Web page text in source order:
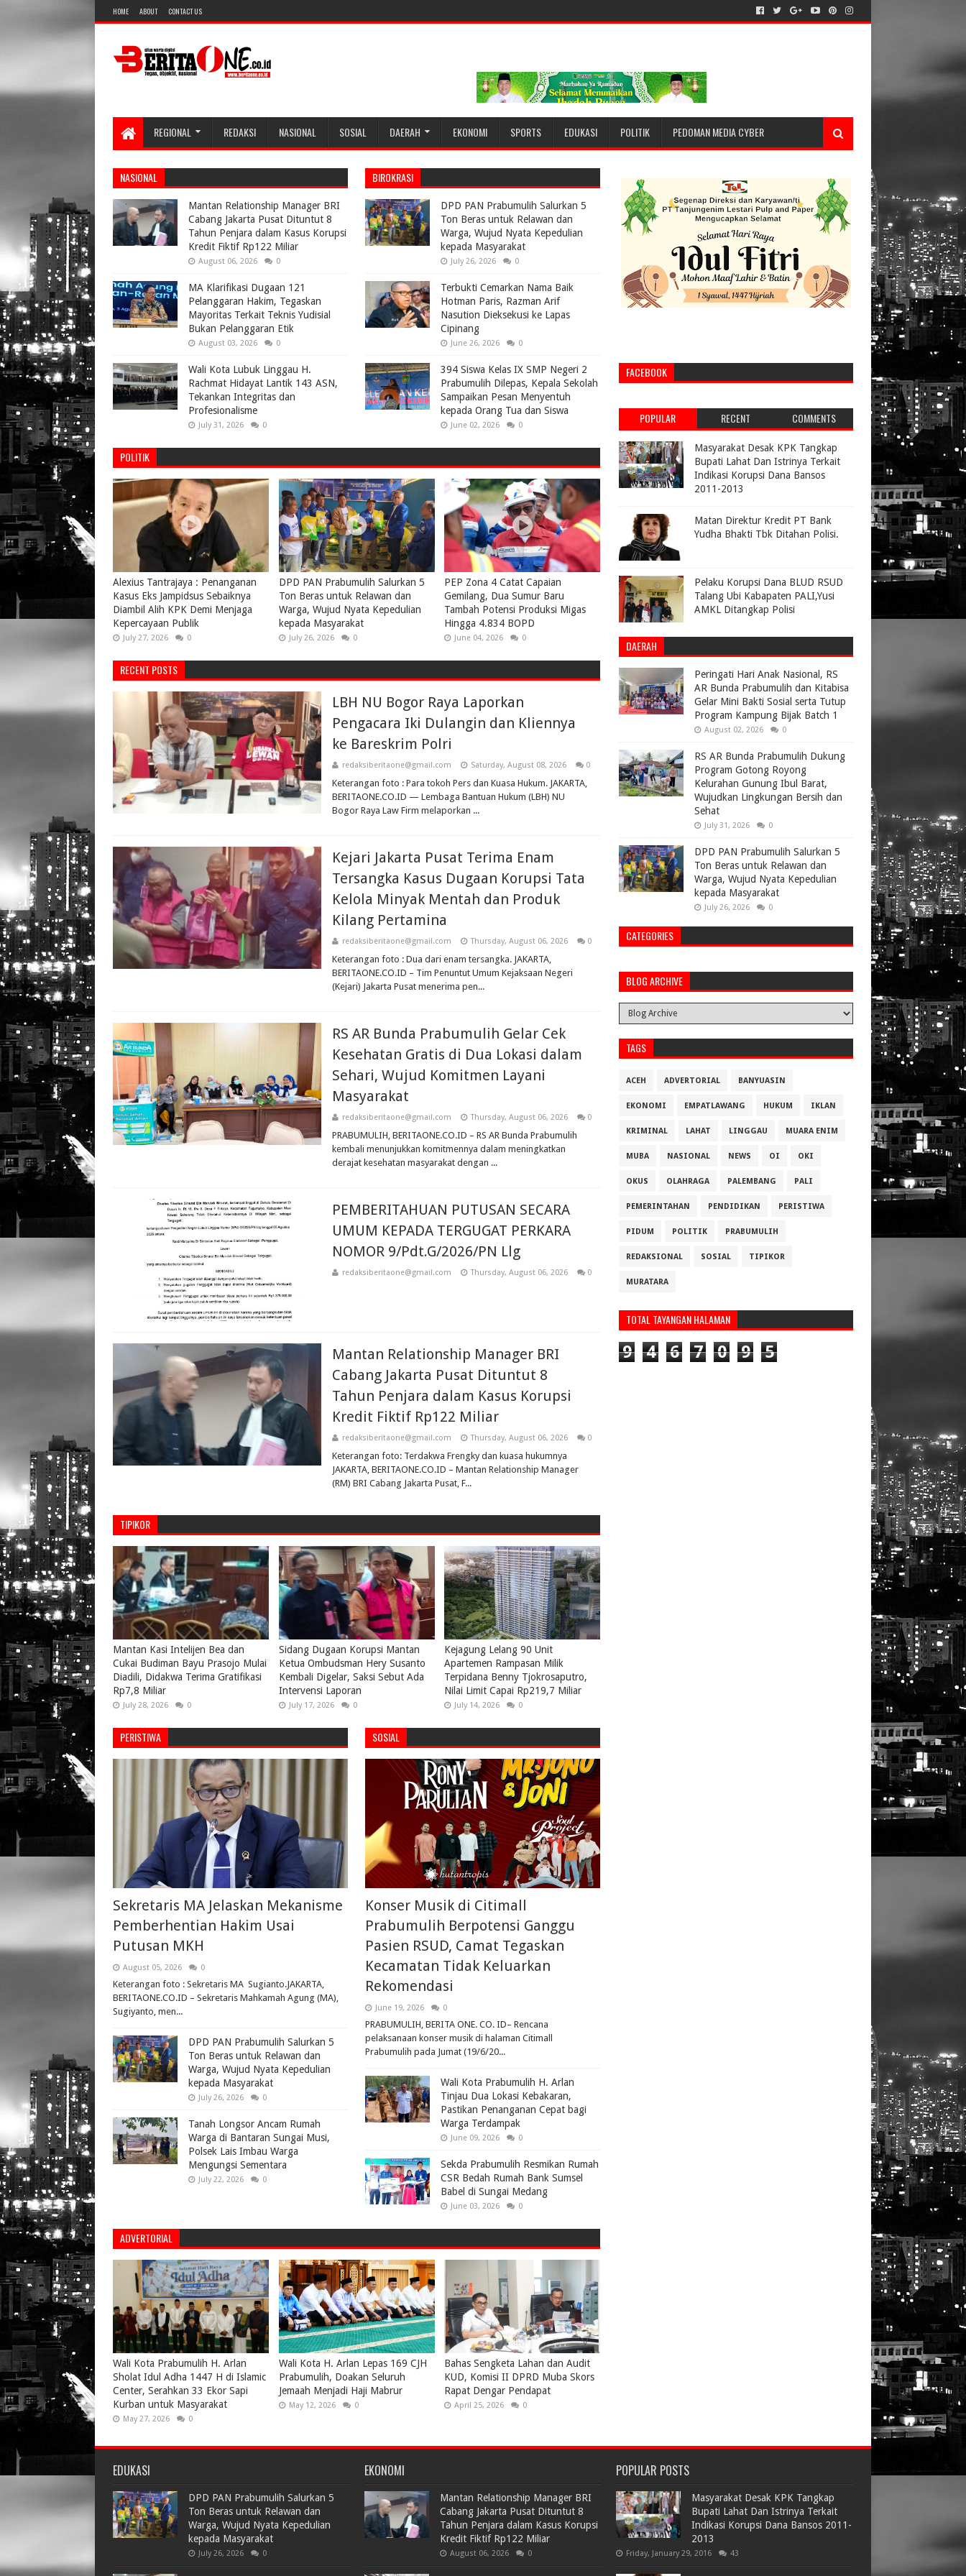
HOME ABOUT CONTACT US
REGIONAL REDAKSI NASIONAL SOSIAL DAERAH EKONOMI SPORTS EDUKASI POLITIK PEDOMAN MEDIA CYBER
NASIONAL
Mantan Relationship Manager BRI
Cabang Jakarta Pusat Dituntut 8
Tahun Penjara dalam Kasus Korupsi
Kredit Fiktif Rp122 Miliar
August 06, 2026 0
MA Klarifikasi Dugaan 121
Pelanggaran Hakim, Tegaskan
Mayoritas Terkait Teknis Yudisial
Bukan Pelanggaran Etik
August 03, 2026 0
Wali Kota Lubuk Linggau H.
Rachmat Hidayat Lantik 143 ASN,
Tekankan Integritas dan
Profesionalisme
July 31, 2026 0
BIROKRASI
DPD PAN Prabumulih Salurkan 5
Ton Beras untuk Relawan dan
Warga, Wujud Nyata Kepedulian
kepada Masyarakat
July 26, 2026 0
Terbukti Cemarkan Nama Baik
Hotman Paris, Razman Arif
Nasution Dieksekusi ke Lapas
Cipinang
June 26, 2026 0
394 Siswa Kelas IX SMP Negeri 2
Prabumulih Dilepas, Kepala Sekolah
Sampaikan Pesan Menyentuh
kepada Orang Tua dan Siswa
June 02, 2026 0
POLITIK
Alexius Tantrajaya : Penanganan
Kasus Eks Jampidsus Sebaiknya
Diambil Alih KPK Demi Menjaga
Kepercayaan Publik
July 27, 2026 0
DPD PAN Prabumulih Salurkan 5
Ton Beras untuk Relawan dan
Warga, Wujud Nyata Kepedulian
kepada Masyarakat
July 26, 2026 0
PEP Zona 4 Catat Capaian
Gemilang, Dua Sumur Baru
Tambah Potensi Produksi Migas
Hingga 4.834 BOPD
June 04, 2026 0
RECENT POSTS
LBH NU Bogor Raya Laporkan
Pengacara Iki Dulangin dan Kliennya
ke Bareskrim Polri
redaksiberitaone@gmail.com Saturday, August 08, 2026 0
Keterangan foto : Para tokoh Pers dan Kuasa Hukum. JAKARTA,
BERITAONE.CO.ID — Lembaga Bantuan Hukum (LBH) NU
Bogor Raya Law Firm melaporkan ...
Kejari Jakarta Pusat Terima Enam
Tersangka Kasus Dugaan Korupsi Tata
Kelola Minyak Mentah dan Produk
Kilang Pertamina
redaksiberitaone@gmail.com Thursday, August 06, 2026 0
Keterangan foto : Dua dari enam tersangka. JAKARTA,
BERITAONE.CO.ID – Tim Penuntut Umum Kejaksaan Negeri
(Kejari) Jakarta Pusat menerima pen...
RS AR Bunda Prabumulih Gelar Cek
Kesehatan Gratis di Dua Lokasi dalam
Sehari, Wujud Komitmen Layani
Masyarakat
redaksiberitaone@gmail.com Thursday, August 06, 2026 0
PRABUMULIH, BERITAONE.CO.ID – RS AR Bunda Prabumulih
kembali menunjukkan komitmennya dalam meningkatkan
derajat kesehatan masyarakat dengan ...
PEMBERITAHUAN PUTUSAN SECARA
UMUM KEPADA TERGUGAT PERKARA
NOMOR 9/Pdt.G/2026/PN Llg
redaksiberitaone@gmail.com Thursday, August 06, 2026 0
Mantan Relationship Manager BRI
Cabang Jakarta Pusat Dituntut 8
Tahun Penjara dalam Kasus Korupsi
Kredit Fiktif Rp122 Miliar
redaksiberitaone@gmail.com Thursday, August 06, 2026 0
Keterangan foto: Terdakwa Frengky dan kuasa hukumnya
JAKARTA, BERITAONE.CO.ID – Mantan Relationship Manager
(RM) BRI Cabang Jakarta Pusat, F...
TIPIKOR
Mantan Kasi Intelijen Bea dan
Cukai Budiman Bayu Prasojo Mulai
Diadili, Didakwa Terima Gratifikasi
Rp7,8 Miliar
July 28, 2026 0
Sidang Dugaan Korupsi Mantan
Ketua Ombudsman Hery Susanto
Kembali Digelar, Saksi Sebut Ada
Intervensi Laporan
July 17, 2026 0
Kejagung Lelang 90 Unit
Apartemen Rampasan Milik
Terpidana Benny Tjokrosaputro,
Nilai Limit Capai Rp219,7 Miliar
July 14, 2026 0
PERISTIWA
Sekretaris MA Jelaskan Mekanisme
Pemberhentian Hakim Usai
Putusan MKH
August 05, 2026 0
Keterangan foto : Sekretaris MA Sugianto.JAKARTA,
BERITAONE.CO.ID – Sekretaris Mahkamah Agung (MA),
Sugiyanto, men...
DPD PAN Prabumulih Salurkan 5
Ton Beras untuk Relawan dan
Warga, Wujud Nyata Kepedulian
kepada Masyarakat
July 26, 2026 0
Tanah Longsor Ancam Rumah
Warga di Bantaran Sungai Musi,
Polsek Lais Imbau Warga
Mengungsi Sementara
July 22, 2026 0
SOSIAL
Konser Musik di Citimall
Prabumulih Berpotensi Ganggu
Pasien RSUD, Camat Tegaskan
Kecamatan Tidak Keluarkan
Rekomendasi
June 19, 2026 0
PRABUMULIH, BERITA ONE. CO. ID– Rencana
pelaksanaan konser musik di halaman Citimall
Prabumulih pada Jumat (19/6/20...
Wali Kota Prabumulih H. Arlan
Tinjau Dua Lokasi Kebakaran,
Pastikan Penanganan Cepat bagi
Warga Terdampak
June 09, 2026 0
Sekda Prabumulih Resmikan Rumah
CSR Bedah Rumah Bank Sumsel
Babel di Sungai Medang
June 03, 2026 0
ADVERTORIAL
Wali Kota Prabumulih H. Arlan
Sholat Idul Adha 1447 H di Islamic
Center, Serahkan 33 Ekor Sapi
Kurban untuk Masyarakat
May 27, 2026 0
Wali Kota H. Arlan Lepas 169 CJH
Prabumulih, Doakan Seluruh
Jemaah Menjadi Haji Mabrur
May 12, 2026 0
Bahas Sengketa Lahan dan Audit
KUD, Komisi II DPRD Muba Skors
Rapat Dengar Pendapat
April 25, 2026 0
FACEBOOK
POPULAR RECENT COMMENTS
Masyarakat Desak KPK Tangkap
Bupati Lahat Dan Istrinya Terkait
Indikasi Korupsi Dana Bansos
2011-2013
Matan Direktur Kredit PT Bank
Yudha Bhakti Tbk Ditahan Polisi.
Pelaku Korupsi Dana BLUD RSUD
Talang Ubi Kabapaten PALI,Yusi
AMKL Ditangkap Polisi
DAERAH
Peringati Hari Anak Nasional, RS
AR Bunda Prabumulih dan Kitabisa
Gelar Mini Bakti Sosial serta Tutup
Program Kampung Bijak Batch 1
August 02, 2026 0
RS AR Bunda Prabumulih Dukung
Program Gotong Royong
Kelurahan Gunung Ibul Barat,
Wujudkan Lingkungan Bersih dan
Sehat
July 31, 2026 0
DPD PAN Prabumulih Salurkan 5
Ton Beras untuk Relawan dan
Warga, Wujud Nyata Kepedulian
kepada Masyarakat
July 26, 2026 0
CATEGORIES
BLOG ARCHIVE
TAGS
ACEH ADVERTORIAL BANYUASIN
EKONOMI EMPATLAWANG HUKUM IKLAN
KRIMINAL LAHAT LINGGAU MUARA ENIM
MUBA NASIONAL NEWS OI OKI
OKUS OLAHRAGA PALEMBANG PALI
PEMERINTAHAN PENDIDIKAN PERISTIWA
PIDUM POLITIK PRABUMULIH
REDAKSIONAL SOSIAL TIPIKOR
MURATARA
TOTAL TAYANGAN HALAMAN
9 4 6 7 0 9 5
EDUKASI
DPD PAN Prabumulih Salurkan 5
Ton Beras untuk Relawan dan
Warga, Wujud Nyata Kepedulian
kepada Masyarakat
July 26, 2026 0
EKONOMI
Mantan Relationship Manager BRI
Cabang Jakarta Pusat Dituntut 8
Tahun Penjara dalam Kasus Korupsi
Kredit Fiktif Rp122 Miliar
August 06, 2026 0
POPULAR POSTS
Masyarakat Desak KPK Tangkap
Bupati Lahat Dan Istrinya Terkait
Indikasi Korupsi Dana Bansos 2011-
2013
Friday, January 29, 2016 43